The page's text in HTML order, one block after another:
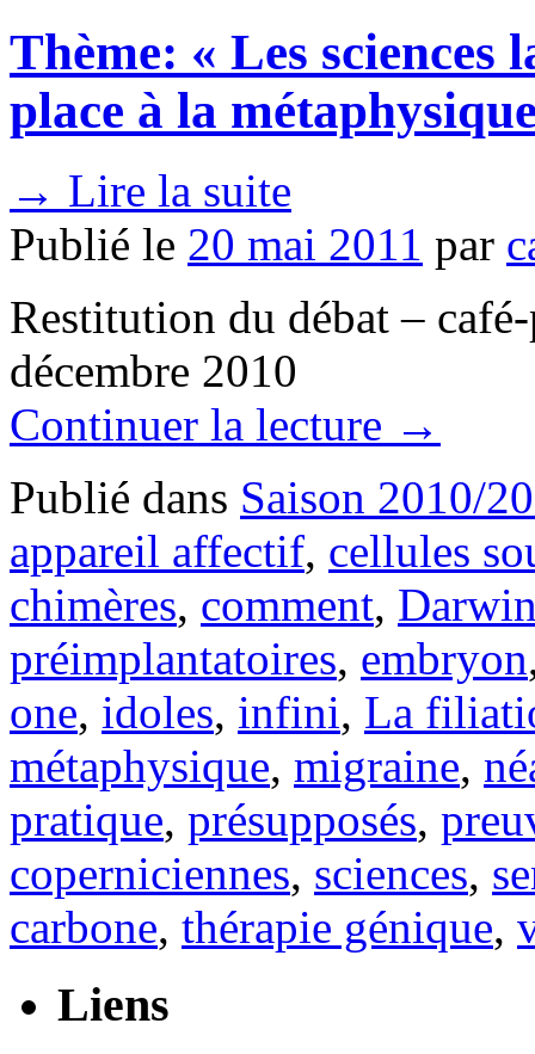
Thème: « Les sciences
place à la
→ Lire la suite
Publié le 20 mai 2011 par
Restitution du débat –
Continuer la lecture →
Publié dans Saison 2010/
appareil affectif, cellules
chimères, comment,
préimplantatoires, embryon
one, idoles, infini, La
métaphysique, migraine,
pratique, présupposés,
coperniciennes, sciences,
carbone, thérapie génique,
Liens